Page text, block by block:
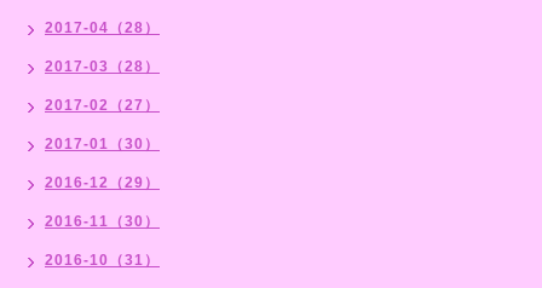
2017-04（28）
2017-03（28）
2017-02（27）
2017-01（30）
2016-12（29）
2016-11（30）
2016-10（31）